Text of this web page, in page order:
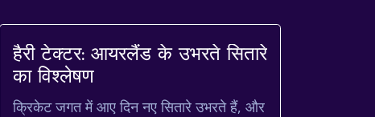
हैरी टेक्टर: आयरलैंड के उभरते सितारे
का विश्लेषण
क्रिकेट जगत में आए दिन नए सितारे उभरते हैं, और